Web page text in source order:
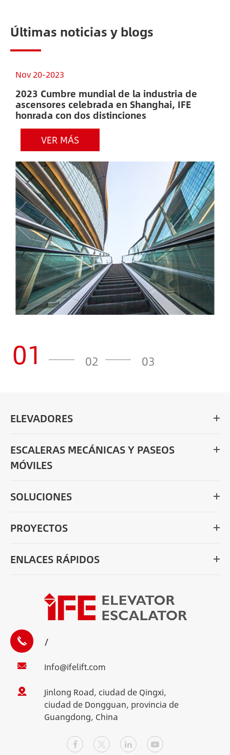
Últimas noticias y blogs
Nov 20-2023
2023 Cumbre mundial de la industria de
ascensores celebrada en Shanghai, IFE
honrada con dos distinciones
VER MÁS
01 02 03
ELEVADORES
ESCALERAS MECÁNICAS Y PASEOS
MÓVILES
SOLUCIONES
PROYECTOS
ENLACES RÁPIDOS
/
Info@ifelift.com
Jinlong Road, ciudad de Qingxi,
ciudad de Dongguan, provincia de
Guangdong, China